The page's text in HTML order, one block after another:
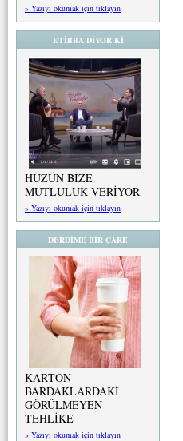
» Yazıyı okumak için tıklayın
ETİBBA DİYOR Kİ
HÜZÜN BİZE
MUTLULUK VERİYOR
» Yazıyı okumak için tıklayın
DERDİME BİR ÇARE
KARTON
BARDAKLARDAKİ
GÖRÜLMEYEN
TEHLİKE
» Yazıyı okumak için tıklayın